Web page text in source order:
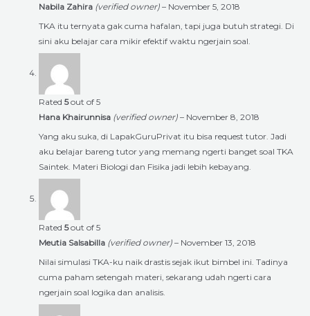
Nabila Zahira (verified owner) – November 5, 2018
TKA itu ternyata gak cuma hafalan, tapi juga butuh strategi. Di
sini aku belajar cara mikir efektif waktu ngerjain soal.
Rated 5out of 5
Hana Khairunnisa (verified owner) – November 8, 2018
Yang aku suka, di LapakGuruPrivat itu bisa request tutor. Jadi
aku belajar bareng tutor yang memang ngerti banget soal TKA
Saintek. Materi Biologi dan Fisika jadi lebih kebayang.
Rated 5out of 5
Meutia Salsabilla (verified owner) – November 13, 2018
Nilai simulasi TKA-ku naik drastis sejak ikut bimbel ini. Tadinya
cuma paham setengah materi, sekarang udah ngerti cara
ngerjain soal logika dan analisis.